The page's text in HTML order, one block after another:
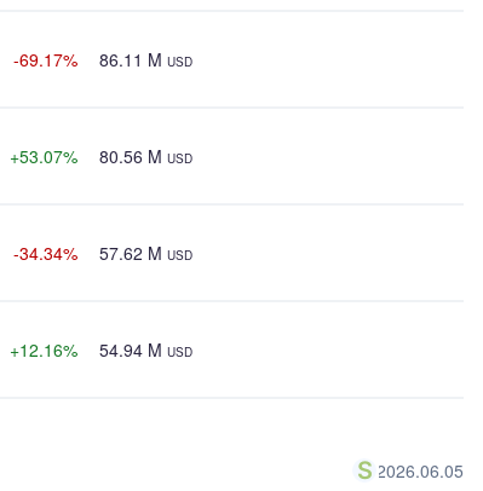
-69.17% 86.11 M USD
+53.07% 80.56 M USD
-34.34% 57.62 M USD
+12.16% 54.94 M USD
2026.06.05